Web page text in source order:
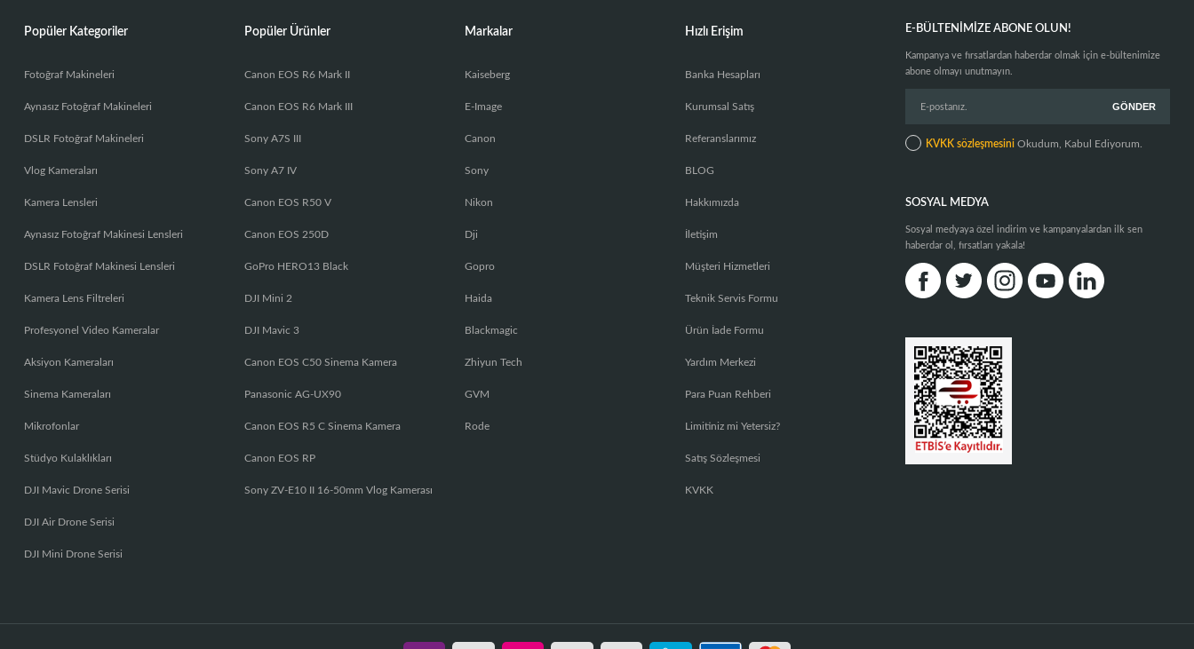
Popüler Kategoriler
Fotoğraf Makineleri
Aynasız Fotoğraf Makineleri
DSLR Fotoğraf Makineleri
Vlog Kameraları
Kamera Lensleri
Aynasız Fotoğraf Makinesi Lensleri
DSLR Fotoğraf Makinesi Lensleri
Kamera Lens Filtreleri
Profesyonel Video Kameralar
Aksiyon Kameraları
Sinema Kameraları
Mikrofonlar
Stüdyo Kulaklıkları
DJI Mavic Drone Serisi
DJI Air Drone Serisi
DJI Mini Drone Serisi
Popüler Ürünler
Canon EOS R6 Mark II
Canon EOS R6 Mark III
Sony A7S III
Sony A7 IV
Canon EOS R50 V
Canon EOS 250D
GoPro HERO13 Black
DJI Mini 2
DJI Mavic 3
Canon EOS C50 Sinema Kamera
Panasonic AG-UX90
Canon EOS R5 C Sinema Kamera
Canon EOS RP
Sony ZV-E10 II 16-50mm Vlog Kamerası
Markalar
Kaiseberg
E-Image
Canon
Sony
Nikon
Dji
Gopro
Haida
Blackmagic
Zhiyun Tech
GVM
Rode
Hızlı Erişim
Banka Hesapları
Kurumsal Satış
Referanslarımız
BLOG
Hakkımızda
İletişim
Müşteri Hizmetleri
Teknik Servis Formu
Ürün İade Formu
Yardım Merkezi
Para Puan Rehberi
Limitiniz mi Yetersiz?
Satış Sözleşmesi
KVKK
E-BÜLTENIMIZE ABONE OLUN!
Kampanya ve fırsatlardan haberdar olmak için e-bültenimize
abone olmayı unutmayın.
KVKK sözleşmesini Okudum, Kabul Ediyorum.
SOSYAL MEDYA
Sosyal medyaya özel indirim ve kampanyalardan ilk sen
haberdar ol, fırsatları yakala!